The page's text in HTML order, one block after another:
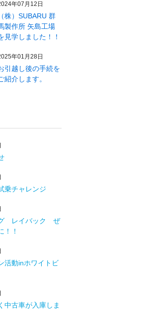
年07月12日
（株）SUBARU 群
製作所 矢島工場
見学しました！！
年01月28日
引越し後の手続を
紹介します。
乗チャレンジ
レイバック ぜ
！！
活動inホワイトビ
中古車が入庫しま